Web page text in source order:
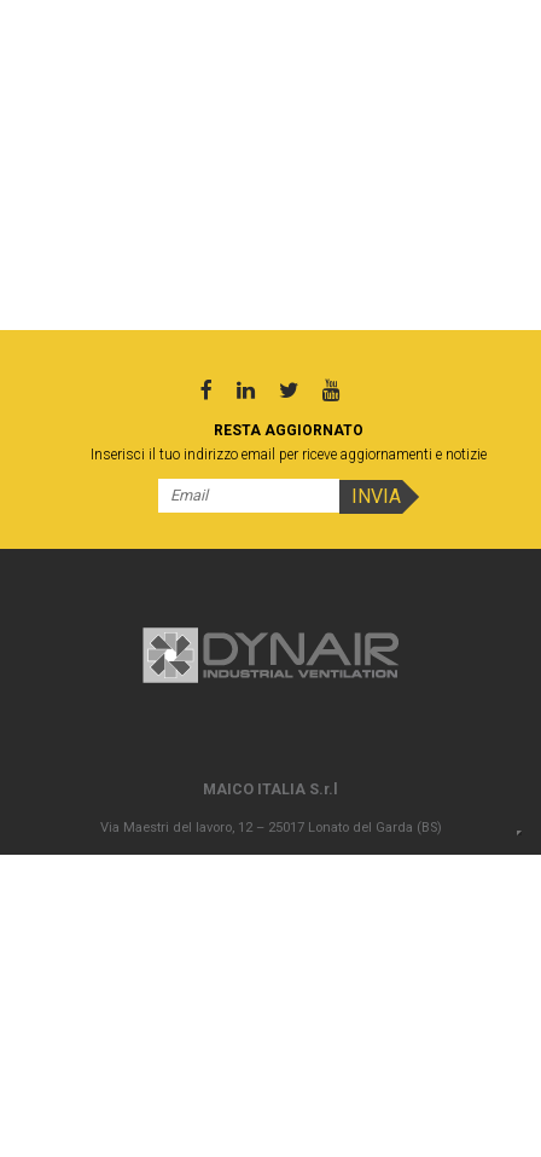
RESTA AGGIORNATO
Inserisci il tuo indirizzo email per riceve aggiornamenti e notizie
MAICO ITALIA S.r.l
Via Maestri del lavoro, 12 – 25017 Lonato del Garda (BS)